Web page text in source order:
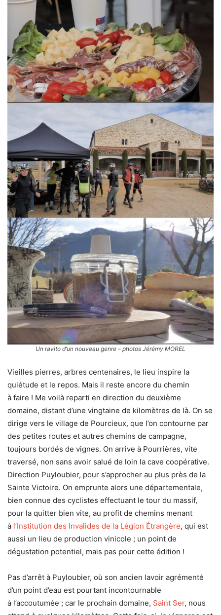
Un ravito d’un nouveau genre – photos Jérémy MOREL
Vieilles pierres, arbres centenaires, le lieu inspire la
quiétude et le repos. Mais il reste encore du chemin
à faire ! Me voilà reparti en direction du deuxième
domaine, distant d’une vingtaine de kilomètres de là. On se
dirige vers le village de Pourcieux, que l’on contourne par
des petites routes et autres chemins de campagne,
toujours bordés de vignes. On arrive à Pourrières, vite
traversé, non sans avoir salué de loin la cave coopérative.
Direction Puyloubier, pour s’approcher au plus près de la
Sainte Victoire. On emprunte alors une départementale,
bien connue des cyclistes effectuant le tour du massif,
pour la quitter bien vite, au profit de chemins menant
à l’Institution des Invalides de la Légion Étrangère, qui est
aussi un lieu de production vinicole ; un point de
dégustation potentiel, mais pas pour cette édition !
Pas d’arrêt à Puyloubier, où son ancien lavoir agrémenté
d’un point d’eau est pourtant incontournable
à l’accoutumée ; car le prochain domaine, Saint Ser, nous